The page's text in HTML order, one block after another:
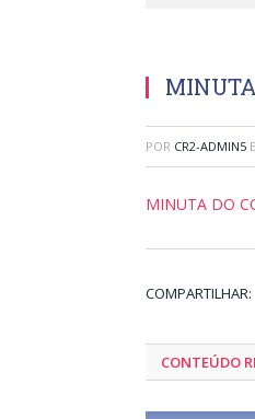
POR CR2-ADMIN5
MINUTA DO
COMPARTILHAR:
CONTEÚDO